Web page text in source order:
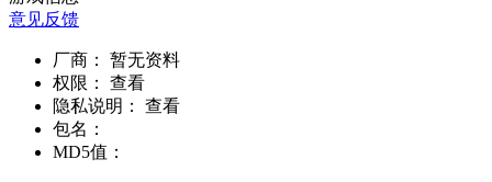
意见反馈
厂商：
暂无资料
权限：
查看
隐私说明：
查看
包名：
MD5值：